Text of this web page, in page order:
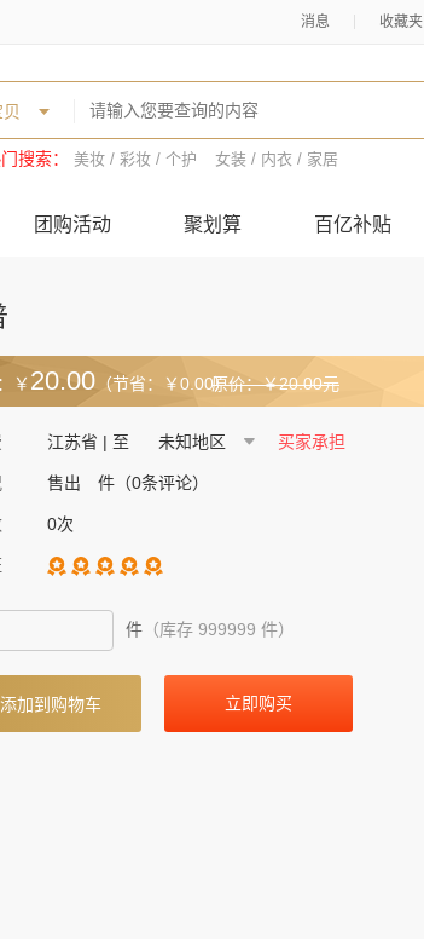
消息 收藏夹
搜索： 美妆 / 彩妆 / 个护 女装 / 内衣 / 家居
团购活动 聚划算 百亿补贴
￥ 20.00 （节省：￥0.00）原价：￥20.00元
江苏省 | 至 买家承担
售出 件（0条评论）
0次
件 （库存 999999 件）
添加到购物车 立即购买